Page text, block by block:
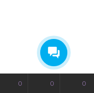
0 0 0